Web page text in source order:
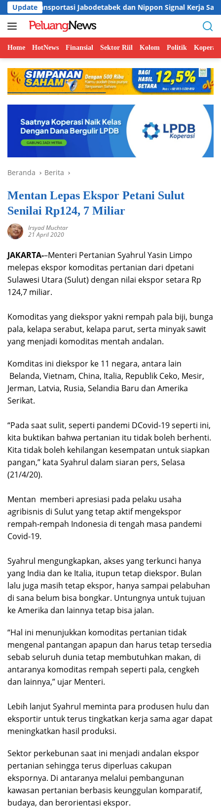
Langsung
ke
konten
Update
Jabodetabek dan Nippon Signal Kerja Sama Modernisasi
Home HotNews Finansial Sektor Riil Kolom Politik Koperasi
Beranda Berita
Mentan Lepas Ekspor Petani Sulut
Senilai Rp124, 7 Miliar
Irsyad Muchtar
21 April 2020
JAKARTA-–Menteri Pertanian Syahrul Yasin Limpo
melepas ekspor komoditas pertanian dari dpetani
Sulawesi Utara (Sulut) dengan nilai ekspor setara Rp
124,7 miliar.
Komoditas yang diekspor yakni rempah pala biji, bunga
pala, kelapa serabut, kelapa parut, serta minyak sawit
yang menjadi komoditas mentah andalan.
Komditas ini diekspor ke 11 negara, antara lain
Belanda, Vietnam, China, Italia, Republik Ceko, Mesir,
Jerman, Latvia, Rusia, Selandia Baru dan Amerika
Serikat.
“Pada saat sulit, seperti pandemi DCovid-19 seperti ini,
kita buktikan bahwa pertanian itu tidak boleh berhenti.
Kita tidak boleh kehilangan kesempatan untuk siapkan
pangan,” kata Syahrul dalam siaran pers, Selasa
(21/4/20).
Mentan memberi apresiasi pada pelaku usaha
agribisnis di Sulut yang tetap aktif mengekspor
rempah-rempah Indonesia di tengah masa pandemi
Covid-19.
Syahrul mengungkapkan, akses yang terkunci hanya
yang India dan ke Italia, itupun tetap diekspor. Bulan
lalu juga masih tetap ekspor, hanya sampai pelabuhan
di sana belum bisa bongkar. Untungnya untuk tujuan
ke Amerika dan lainnya tetap bisa jalan.
“Hal ini menunjukkan komoditas pertanian tidak
mengenal pantangan apapun dan harus tetap tersedia
sebab seluruh dunia tetap membutuhkan makan, di
antaranya komoditas rempah seperti pala, cengkeh
dan lainnya,” ujar Menteri.
Lebih lanjut Syahrul meminta para produsen hulu dan
eksportir untuk terus tingkatkan kerja sama agar dapat
meningkatkan hasil produksi.
Sektor perkebunan saat ini menjadi andalan ekspor
pertanian sehingga terus diperluas cakupan
ekspornya. Di antaranya melalui pembangunan
kawasan pertanian berbasis keunggulan komparatif,
budaya, dan berorientasi ekspor.